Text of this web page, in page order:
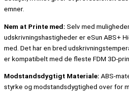
emner.
Nem at Printe med: Selv med
udskrivningshastigheder er eSun ABS+
med. Det har en bred
er kompatibelt med de fleste FDM 3D-
Modstandsdygtigt Materiale: ABS-
styrke og modstandsdygtighed over for